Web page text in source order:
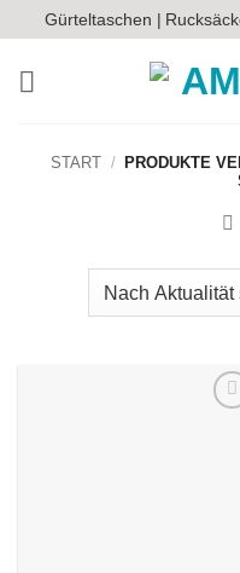
Inhalt
springen
Gürteltaschen |
START /
PRODUKTE